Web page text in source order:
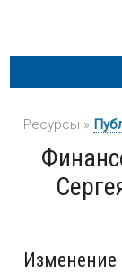
Ресурсы »
Изменение